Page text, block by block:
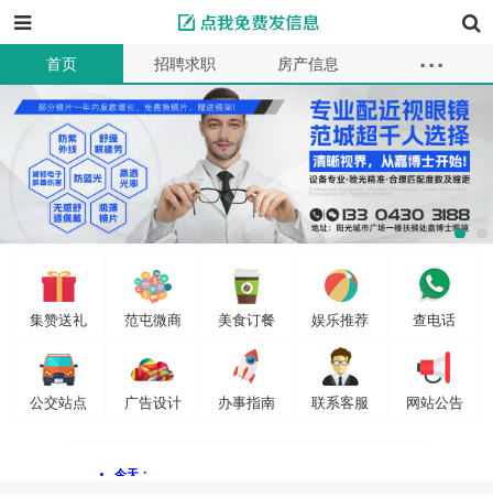
首页 招聘求职
房产信息
本地服务
教育母婴 车辆买卖
商品供求
同城交友
二手买卖 资讯
商家
信息
会员 发布信息
...
集赞送礼 范屯微商 美食订餐 娱乐推荐 查电话
公交站点 广告设计 办事指南 联系客服 网站公告